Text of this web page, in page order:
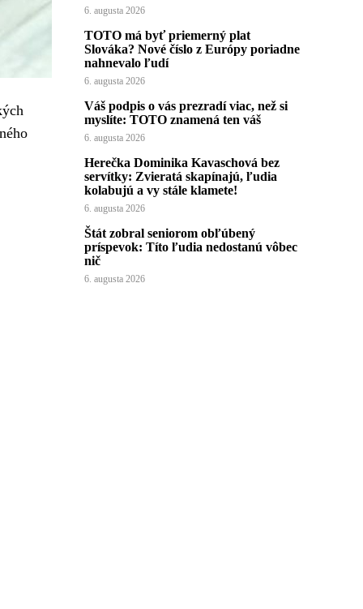
6. augusta 2026
TOTO má byť priemerný plat
Slováka? Nové číslo z Európy poriadne
nahnevalo ľudí
6. augusta 2026
Váš podpis o vás prezradí viac, než si
myslíte: TOTO znamená ten váš
6. augusta 2026
Herečka Dominika Kavaschová bez
servítky: Zvieratá skapínajú, ľudia
kolabujú a vy stále klamete!
6. augusta 2026
Štát zobral seniorom obľúbený
príspevok: Títo ľudia nedostanú vôbec
nič
6. augusta 2026